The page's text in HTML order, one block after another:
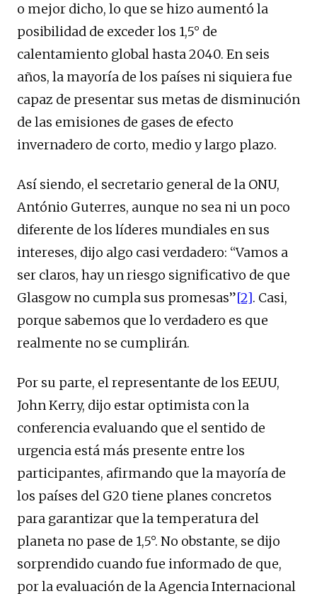
o mejor dicho, lo que se hizo aumentó la
posibilidad de exceder los 1,5° de
calentamiento global hasta 2040. En seis
años, la mayoría de los países ni siquiera fue
capaz de presentar sus metas de disminución
de las emisiones de gases de efecto
invernadero de corto, medio y largo plazo.
Así siendo, el secretario general de la ONU,
António Guterres, aunque no sea ni un poco
diferente de los líderes mundiales en sus
intereses, dijo algo casi verdadero: “Vamos a
ser claros, hay un riesgo significativo de que
Glasgow no cumpla sus promesas”[2]. Casi,
porque sabemos que lo verdadero es que
realmente no se cumplirán.
Por su parte, el representante de los EEUU,
John Kerry, dijo estar optimista con la
conferencia evaluando que el sentido de
urgencia está más presente entre los
participantes, afirmando que la mayoría de
los países del G20 tiene planes concretos
para garantizar que la temperatura del
planeta no pase de 1,5°. No obstante, se dijo
sorprendido cuando fue informado de que,
por la evaluación de la Agencia Internacional